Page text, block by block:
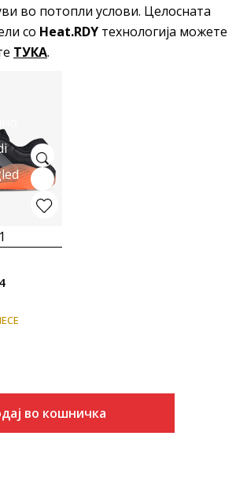
во потопли услови. Целосната
со Heat.RDY технологија можете
ТУКА.
1
во кошничка